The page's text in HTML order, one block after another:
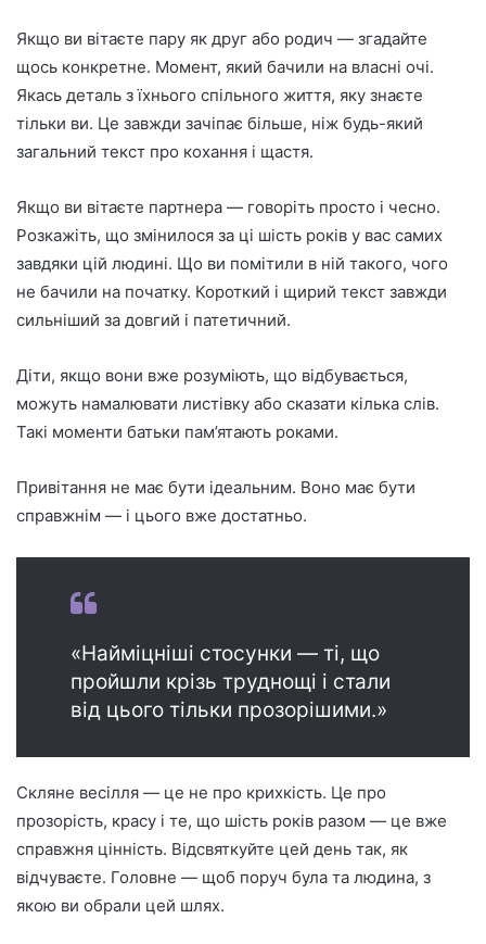
Якщо ви вітаєте пару як друг або родич — згадайте
щось конкретне. Момент, який бачили на власні очі.
Якась деталь з їхнього спільного життя, яку знаєте
тільки ви. Це завжди зачіпає більше, ніж будь-який
загальний текст про кохання і щастя.
Якщо ви вітаєте партнера — говоріть просто і чесно.
Розкажіть, що змінилося за ці шість років у вас самих
завдяки цій людині. Що ви помітили в ній такого, чого
не бачили на початку. Короткий і щирий текст завжди
сильніший за довгий і патетичний.
Діти, якщо вони вже розуміють, що відбувається,
можуть намалювати листівку або сказати кілька слів.
Такі моменти батьки пам’ятають роками.
Привітання не має бути ідеальним. Воно має бути
справжнім — і цього вже достатньо.
«Найміцніші стосунки — ті, що
пройшли крізь труднощі і стали
від цього тільки прозорішими.»
Скляне весілля — це не про крихкість. Це про
прозорість, красу і те, що шість років разом — це вже
справжня цінність. Відсвяткуйте цей день так, як
відчуваєте. Головне — щоб поруч була та людина, з
якою ви обрали цей шлях.